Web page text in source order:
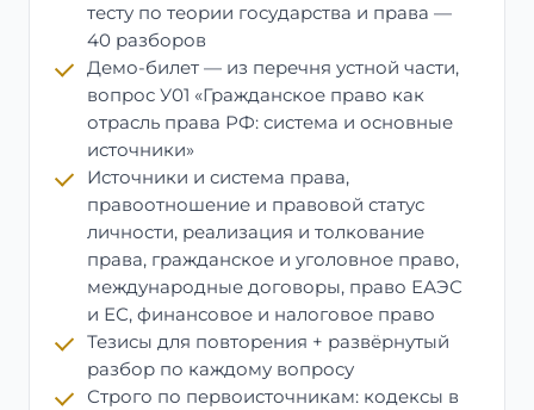
тесту по теории государства и права —
40 разборов
Демо-билет — из перечня устной части,
вопрос У01 «Гражданское право как
отрасль права РФ: система и основные
источники»
Источники и система права,
правоотношение и правовой статус
личности, реализация и толкование
права, гражданское и уголовное право,
международные договоры, право ЕАЭС
и ЕС, финансовое и налоговое право
Тезисы для повторения + развёрнутый
разбор по каждому вопросу
Строго по первоисточникам: кодексы в